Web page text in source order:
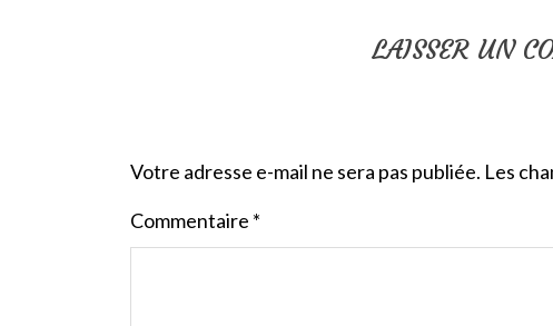
LAISSER UN
Votre adresse e-mail ne sera pas publiée. Les
Commentaire *